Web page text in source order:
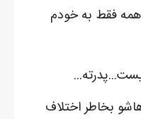
فقط به خودم
بخاطر اختلاف